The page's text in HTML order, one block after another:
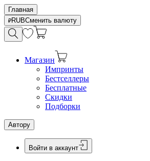
Главная
RUBСменить валюту
Магазин
Импринты
Бестселлеры
Бесплатные
Скидки
Подборки
Автору
Войти в аккаунт